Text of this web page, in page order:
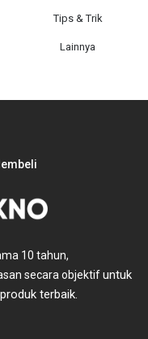
Tips & Trik
Lainnya
10 tahun,
secara objektifuntuk
terbaik.